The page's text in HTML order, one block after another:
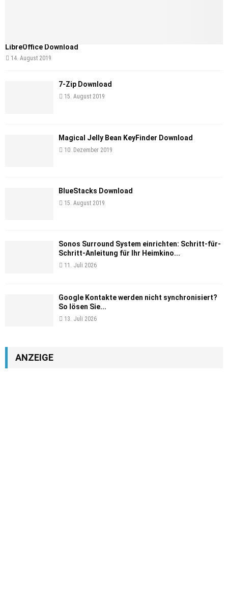
LibreOffice Download
14. August 2019
7-Zip Download
15. August 2019
Magical Jelly Bean KeyFinder Download
10. Dezember 2019
BlueStacks Download
15. August 2019
Sonos Surround System einrichten: Schritt-für-
Schritt-Anleitung für Ihr Heimkino...
11. Juli 2026
Google Kontakte werden nicht synchronisiert?
So lösen Sie...
13. Juli 2026
ANZEIGE